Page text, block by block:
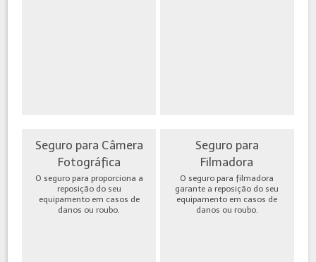
Seguro para Câmera
Fotográfica
O seguro para proporciona a
reposição do seu
equipamento em casos de
danos ou roubo.
Seguro para
Filmadora
O seguro para filmadora
garante a reposição do seu
equipamento em casos de
danos ou roubo.